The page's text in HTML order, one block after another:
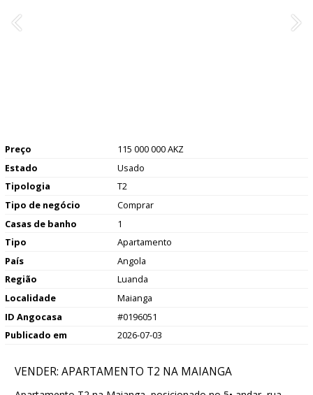
Preço
115 000 000 AKZ
Estado
Usado
Tipologia
T2
Tipo de negócio
Comprar
Casas de banho
1
Tipo
Apartamento
País
Angola
Região
Luanda
Localidade
Maianga
ID Angocasa
#0196051
Publicado em
2026-07-03
VENDER: APARTAMENTO T2 NA MAIANGA